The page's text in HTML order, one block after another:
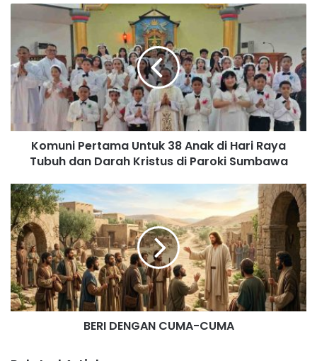
karena kesetiaan dalam melakukan firman menunjukkan
bahwa kita sungguh mengasihi dan menghormati-Nya.
Ya Tuhan, bantulah kami agar kami hidup menurut firman-
Mu, amin.
Denpasar, 10 Juni 2026
F
a
c
e
b
o
o
E
m
ai
l
W
h
at
s
A
p
p
Pi
nt
er
e
st
K
a
k
a
o
S
h
ar
e
Komuni Pertama Untuk 38 Anak di Hari Raya
Tubuh dan Darah Kristus di Paroki Sumbawa
BERI DENGAN CUMA-CUMA